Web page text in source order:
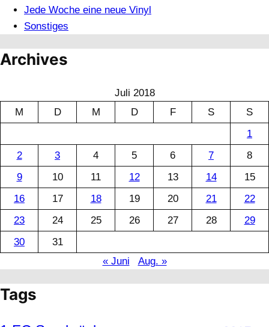
Jede Woche eine neue Vinyl
Sonstiges
Archives
Juli 2018
M
D M D F S
S
1
2
3 4 5 6 7
8
9
10 11 12 13 14
15
16
17 18 19 20 21
22
23
24 25 26 27 28
29
30
31
« Juni
Aug. »
Tags